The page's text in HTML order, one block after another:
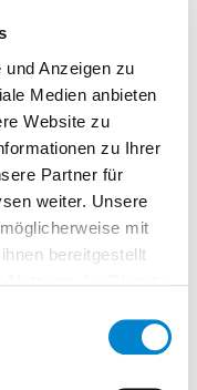
Anzeigen zu
Medien anbieten
Website zu
zu Ihrer
Partner für
weiter. Unsere
mit
bereitgestellt
Coil-
an RAL-